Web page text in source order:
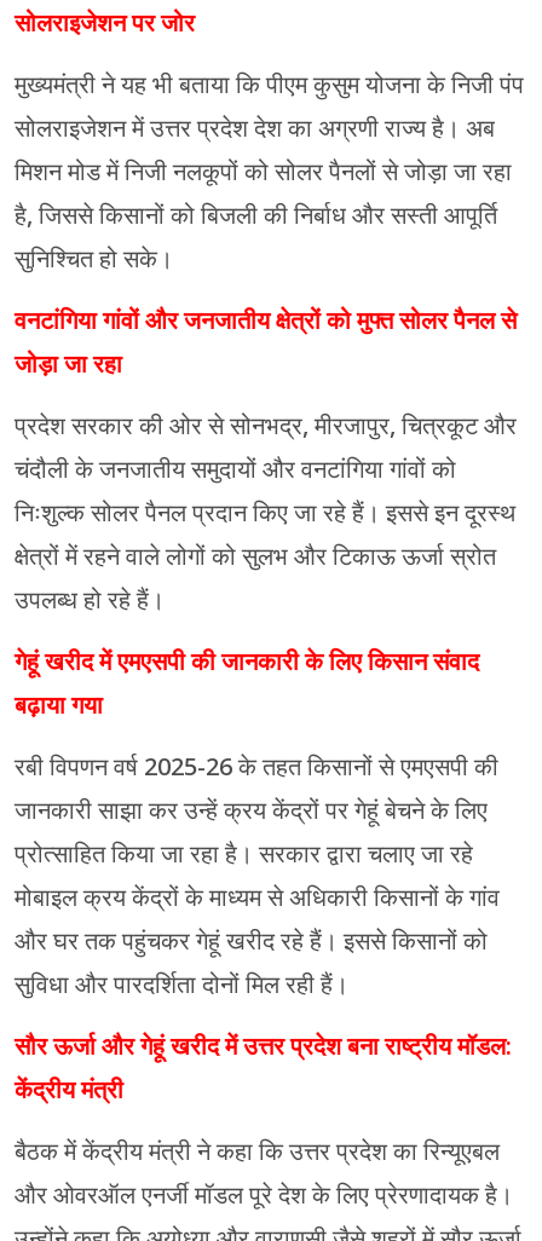
सोलराइजेशन पर जोर
मुख्यमंत्री ने यह भी बताया कि पीएम कुसुम योजना के निजी पंप
सोलराइजेशन में उत्तर प्रदेश देश का अग्रणी राज्य है। अब
मिशन मोड में निजी नलकूपों को सोलर पैनलों से जोड़ा जा रहा
है, जिससे किसानों को बिजली की निर्बाध और सस्ती आपूर्ति
सुनिश्चित हो सके।
वनटांगिया गांवों और जनजातीय क्षेत्रों को मुफ्त सोलर पैनल से
जोड़ा जा रहा
प्रदेश सरकार की ओर से सोनभद्र, मीरजापुर, चित्रकूट और
चंदौली के जनजातीय समुदायों और वनटांगिया गांवों को
निःशुल्क सोलर पैनल प्रदान किए जा रहे हैं। इससे इन दूरस्थ
क्षेत्रों में रहने वाले लोगों को सुलभ और टिकाऊ ऊर्जा स्रोत
उपलब्ध हो रहे हैं।
गेहूं खरीद में एमएसपी की जानकारी के लिए किसान संवाद
बढ़ाया गया
रबी विपणन वर्ष 2025-26 के तहत किसानों से एमएसपी की
जानकारी साझा कर उन्हें क्रय केंद्रों पर गेहूं बेचने के लिए
प्रोत्साहित किया जा रहा है। सरकार द्वारा चलाए जा रहे
मोबाइल क्रय केंद्रों के माध्यम से अधिकारी किसानों के गांव
और घर तक पहुंचकर गेहूं खरीद रहे हैं। इससे किसानों को
सुविधा और पारदर्शिता दोनों मिल रही हैं।
सौर ऊर्जा और गेहूं खरीद में उत्तर प्रदेश बना राष्ट्रीय मॉडल:
केंद्रीय मंत्री
बैठक में केंद्रीय मंत्री ने कहा कि उत्तर प्रदेश का रिन्यूएबल
और ओवरऑल एनर्जी मॉडल पूरे देश के लिए प्रेरणादायक है।